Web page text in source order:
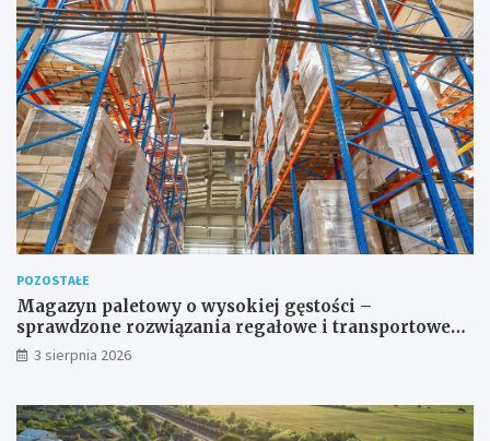
POZOSTAŁE
Magazyn paletowy o wysokiej gęstości –
sprawdzone rozwiązania regałowe i transportowe
dla wymagających przestrzeni
3 sierpnia 2026